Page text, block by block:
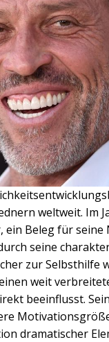
weltweit. Im
ein Beleg für
seine
zur Selbsthilfe
weit
beeinflusst.
dramatischer